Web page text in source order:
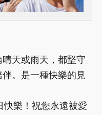
天或雨天，都堅守
。是一種快樂的見
樂！祝您永遠被愛